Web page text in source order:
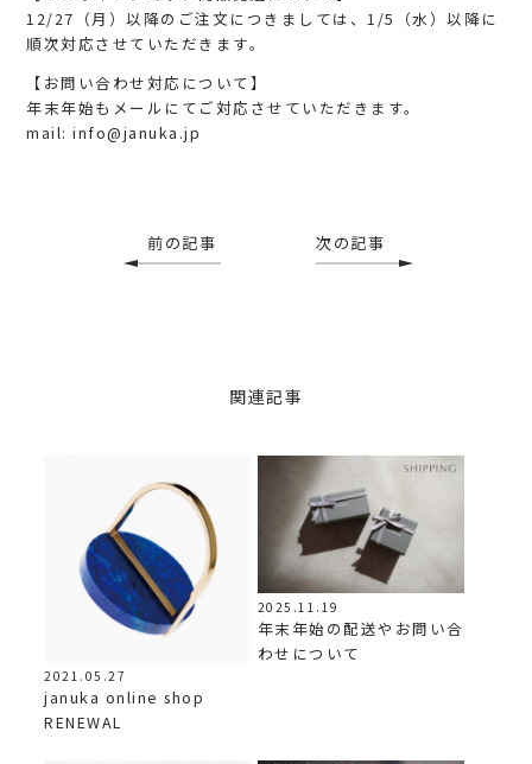
関連記事
2021.05.27
januka online shop
RENEWAL
2025.11.19
年末年始の配送やお問い合
わせについて
12/27（月）以降のご注文につきましては、1/5（水）以降に
順次対応させていただきます。
【お問い合わせ対応について】
年末年始もメールにてご対応させていただきます。
mail: info@januka.jp
前の記事 次の記事